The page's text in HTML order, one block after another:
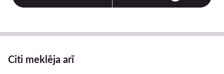
Citi meklēja arī